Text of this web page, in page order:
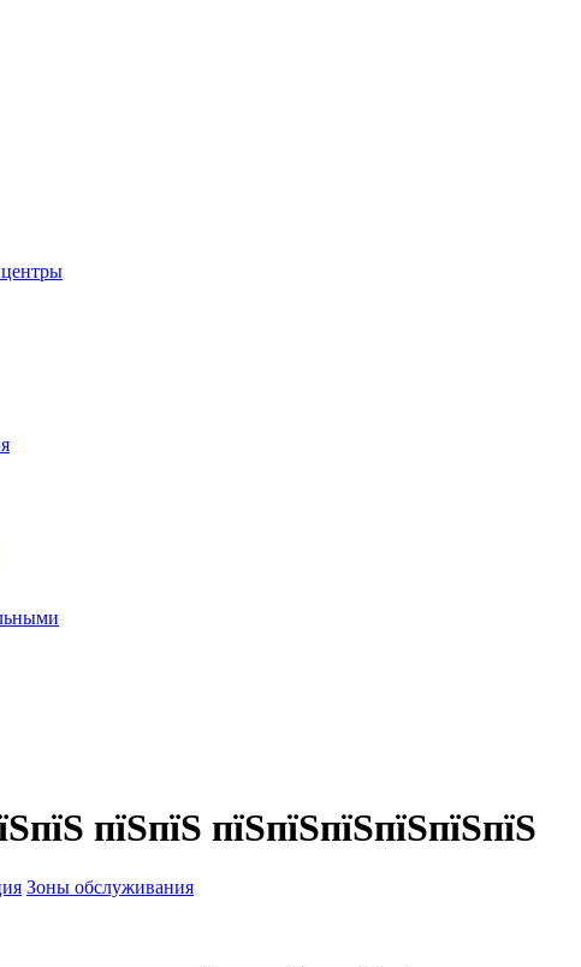
центры
пїЅпїЅ пїЅпїЅпїЅпїЅпїЅпїЅ
Зоны обслуживания